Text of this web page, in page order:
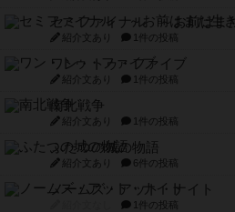
セミファイナル ～お前はま
紹介文あり 1件の投稿
ワン・トゥ・ファイブ
紹介文あり 1件の投稿
南北戦争
紹介文あり 1件の投稿
ふたつの城の物語
紹介文あり 6件の投稿
ノームズ・アット・ナイト
1件の投稿